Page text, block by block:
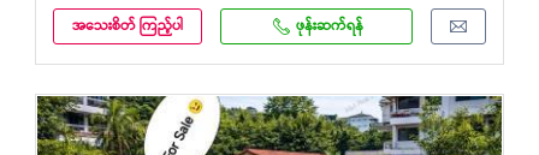
အသေးစိတ် ကြည့်ပါ ဖုန်းဆက်ရန်